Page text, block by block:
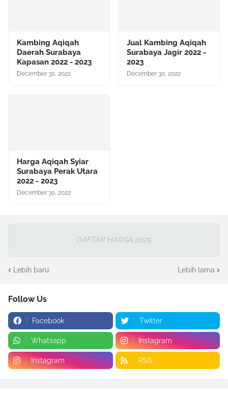
Kambing Aqiqah
Daerah Surabaya
Kapasan 2022 - 2023
December 30, 2022
Jual Kambing Aqiqah
Surabaya Jagir 2022 -
2023
December 30, 2022
Harga Aqiqah Syiar
Surabaya Perak Utara
2022 - 2023
December 30, 2022
DAFTAR HARGA 2025
Lebih baru Lebih lama
Follow Us
Facebook Twitter
Whatsapp Instagram
Instagram RSS